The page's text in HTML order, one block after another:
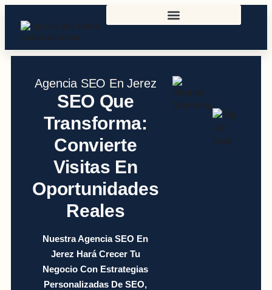
Agencia SEO En Jerez
SEO Que
Transforma:
Convierte
Visitas En
Oportunidades
Reales
Nuestra Agencia SEO En
Jerez Hará Crecer Tu
Negocio Con Estrategias
Personalizadas De SEO,